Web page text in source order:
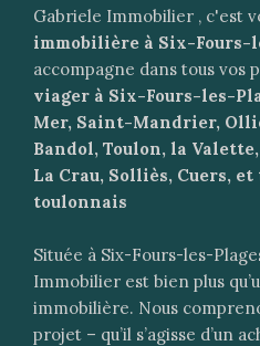
Gabriele Immobilier , c'est
immobilière à Six-Fours-
accompagne dans tous vos
viager à Six-Fours-les-
Mer, Saint-Mandrier,
Bandol, Toulon, la
La Crau, Solliès, Cuers,
toulonnais
Située à Six-Fours-les-
Immobilier est bien plus
immobilière. Nous
projet – qu’il s’agisse d’un